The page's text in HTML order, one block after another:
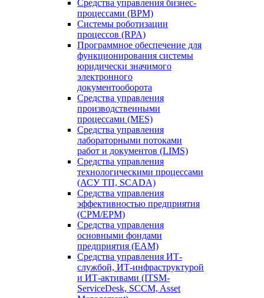
Средства управления бизнес-
процессами (BPM)
Системы роботизации
процессов (RPA)
Программное обеспечение для
функционирования системы
юридически значимого
электронного
документооборота
Средства управления
производственными
процессами (MES)
Средства управления
лабораторными потоками
работ и документов (LIMS)
Средства управления
технологическими процессами
(АСУ ТП, SCADA)
Средства управления
эффективностью предприятия
(CPM/EPM)
Средства управления
основными фондами
предприятия (EAM)
Средства управления ИТ-
службой, ИТ-инфраструктурой
и ИТ-активами (ITSM-
ServiceDesk, SCCM, Asset